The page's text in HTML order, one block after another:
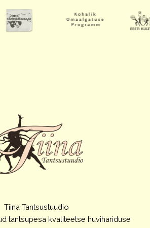
Tiina Tantsustuudio
tantsupesa kvaliteetse huvihariduse